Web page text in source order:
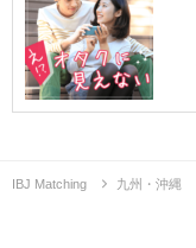
IBJ Matching 九州・沖縄